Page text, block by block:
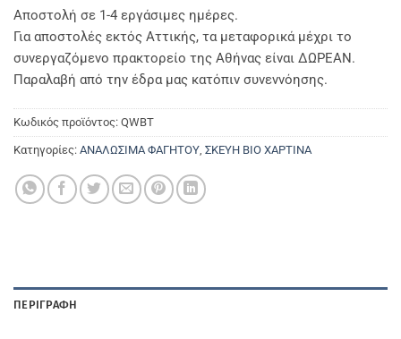
Αποστολή σε 1-4 εργάσιμες ημέρες.
Για αποστολές εκτός Αττικής, τα μεταφορικά μέχρι το
συνεργαζόμενο πρακτορείο της Αθήνας είναι ΔΩΡΕΑΝ.
Παραλαβή από την έδρα μας κατόπιν συνεννόησης.
Κωδικός προϊόντος: QWBT
Κατηγορίες: ΑΝΑΛΩΣΙΜΑ ΦΑΓΗΤΟΥ ΣΚΕΥΗ ΒΙΟ ΧΑΡΤΙΝΑ
ΠΕΡΙΓΡΑΦΉ